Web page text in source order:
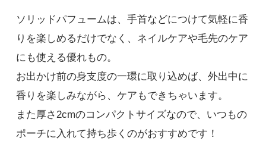
ソリッドパフュームは、手首などにつけて気軽に香
りを楽しめるだけでなく、ネイルケアや毛先のケア
にも使える優れもの。
お出かけ前の身支度の一環に取り込めば、外出中に
香りを楽しみながら、ケアもできちゃいます。
また厚さ2cmのコンパクトサイズなので、いつもの
ポーチに入れて持ち歩くのがおすすめです！